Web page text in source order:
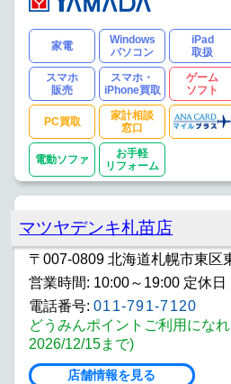
家電
Windows
パソコン
iPad
取扱
スマホ
販売
スマホ・
iPhone買取
ゲーム
ソフト
PC買取
家計相談
窓口
電動ソファ
お手軽
リフォーム
マツヤデンキ札苗店
〒007-0809 北海道札幌市東区
営業時間: 10:00～19:00 定休日
電話番号: 011-791-7120
どうみんポイントご利用にな
2026/12/15まで)
店舗情報を見る